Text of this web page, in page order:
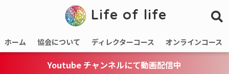
Life of life
ホーム 協会について ディレクターコース オンラインコース
Youtube チャンネルにて動画配信中